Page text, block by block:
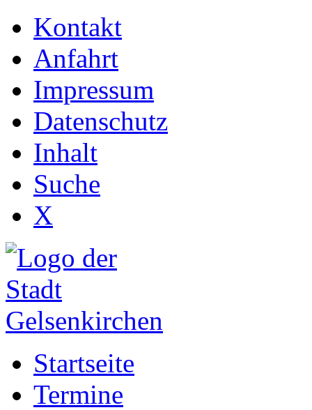
Kontakt
Anfahrt
Impressum
Datenschutz
Inhalt
Suche
X
Startseite
Termine